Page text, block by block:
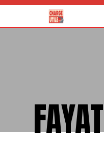
FAYAT
des cookies